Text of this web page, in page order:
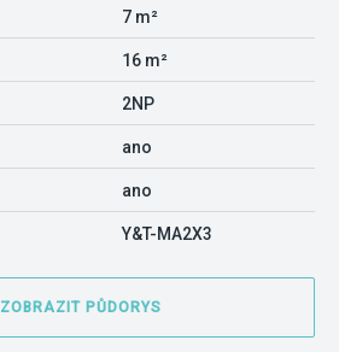
7 m²
16 m²
2NP
ano
ano
Y&T-MA2X3
ZOBRAZIT PŮDORYS